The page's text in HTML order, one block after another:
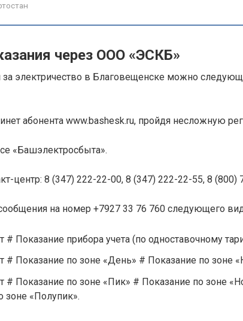
через OOO «ЭСКБ»
за электричество в Благовещенске можно
абонента www.bashesk.ru, пройдя несложную
«Башэлектросбыта».
центр: 8 (347) 222-22-00, 8 (347) 222-22-55, 8 (800)
на номер +7927 33 76 760 следующего
# Показание прибора учета (по одноставочному
# Показание по зоне «День» # Показание по зоне
# Показание по зоне «Пик» # Показание по зоне
зоне «Полупик».